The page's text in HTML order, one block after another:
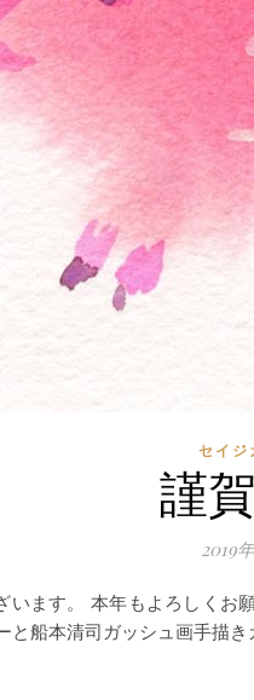
セイジ
謹
2019
います。 本年もよろしくお
と船本清司ガッシュ画手描